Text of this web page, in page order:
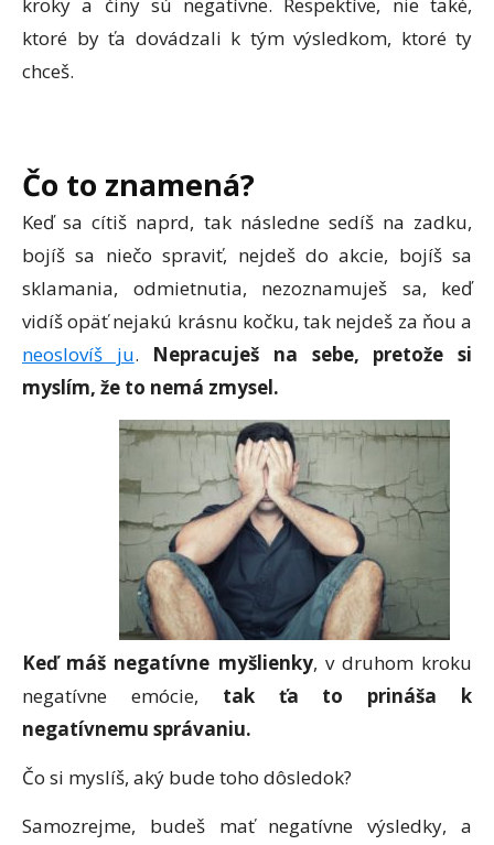
kroky a činy sú negatívne. Respektíve, nie také,
ktoré by ťa dovádzali k tým výsledkom, ktoré ty
chceš.
Čo to znamená?
Keď sa cítiš naprd, tak následne sedíš na zadku,
bojíš sa niečo spraviť, nejdeš do akcie, bojíš sa
sklamania, odmietnutia, nezoznamuješ sa, keď
vidíš opäť nejakú krásnu kočku, tak nejdeš za ňou a
neoslovíš ju. Nepracuješ na sebe, pretože si
myslím, že to nemá zmysel.
Keď máš negatívne myšlienky, v druhom kroku
negatívne emócie, tak ťa to prináša k
negatívnemu správaniu.
Čo si myslíš, aký bude toho dôsledok?
Samozrejme, budeš mať negatívne výsledky, a